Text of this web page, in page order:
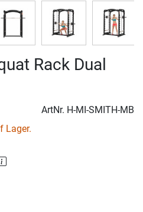
Rack Dual
ArtNr. H-MI-SMITH-MB
Lager.